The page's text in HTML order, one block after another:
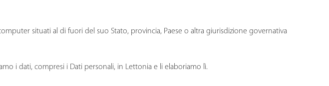
situati al di fuori del suo Stato, provincia, Paese o altra giurisdizione governativa
i dati, compresi i Dati personali, in Lettonia e li elaboriamo lì.